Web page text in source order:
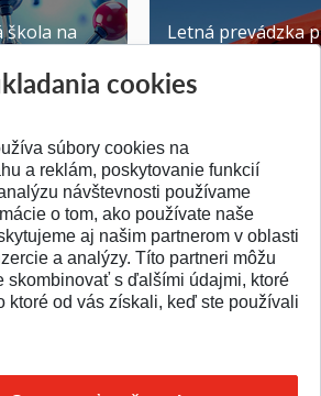
škola na
Letná prevádzka
Pridané 23.06.2026
SPÄŤ NA VRCH
cookies
súbory cookies na
a reklám, poskytovanie funkcií
návštevnosti používame
o tom, ako používate naše
aj našim partnerom v oblasti
a analýzy. Títo partneri môžu
skombinovať s ďalšími údajmi, ktoré
ktoré od vás získali, keď ste používali